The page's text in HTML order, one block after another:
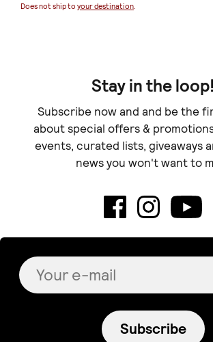
Does not ship to your destination.
Stay in the loop!
Subscribe now and and be the
about special offers &
events, curated lists, giveaways
news you won't want to
Subscribe